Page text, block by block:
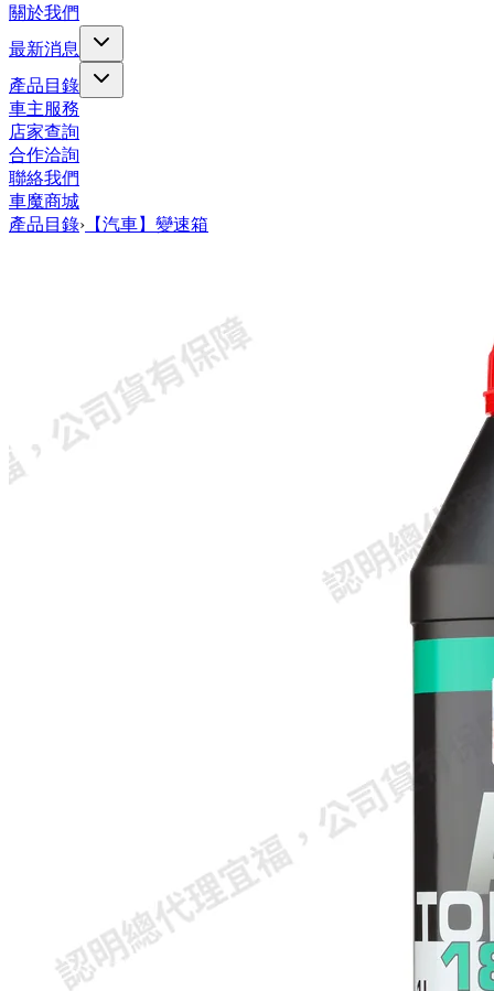
關於我們
最新消息
產品目錄
車主服務
店家查詢
合作洽詢
聯絡我們
車魔商城
產品目錄› 【汽車】變速箱